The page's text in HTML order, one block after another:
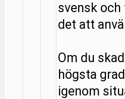
svensk
det att
Om du
högsta
igenom